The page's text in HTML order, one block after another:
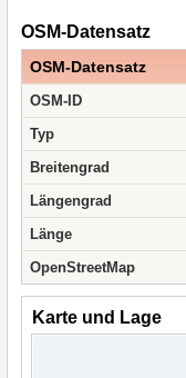
OSM-Datensatz
OSM-Datensatz
OSM-ID
Typ
Breitengrad
Längengrad
Länge
OpenStreetMap
Karte und Lage